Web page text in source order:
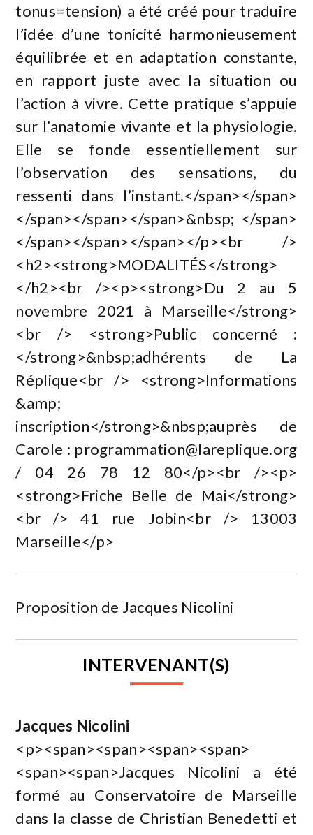
tonus=tension) a été créé pour traduire
l’idée d’une tonicité harmonieusement
équilibrée et en adaptation constante,
en rapport juste avec la situation ou
l’action à vivre. Cette pratique s’appuie
sur l’anatomie vivante et la physiologie.
Elle se fonde essentiellement sur
l’observation des sensations, du
ressenti dans l’instant.</span></span>
</span></span></span>&nbsp; </span>
</span></span></span></p><br />
<h2><strong>MODALITÉS</strong>
</h2><br /><p><strong>Du 2 au 5
novembre 2021 à Marseille</strong>
<br /> <strong>Public concerné :
</strong>&nbsp;adhérents de La
Réplique<br /> <strong>Informations
&amp;
inscription</strong>&nbsp;auprès de
Carole : programmation@lareplique.org
/ 04 26 78 12 80</p><br /><p>
<strong>Friche Belle de Mai</strong>
<br /> 41 rue Jobin<br /> 13003
Marseille</p>
Proposition de Jacques Nicolini
INTERVENANT(S)
Jacques Nicolini
<p><span><span><span><span>
<span><span>Jacques Nicolini a été
formé au Conservatoire de Marseille
dans la classe de Christian Benedetti et